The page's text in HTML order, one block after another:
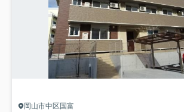
岡山市中区国富